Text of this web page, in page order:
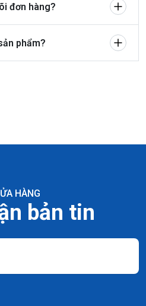
đơn hàng?
phẩm?
HÀNG
bản tin